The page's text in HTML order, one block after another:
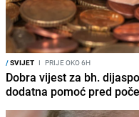
/SVIJET I PRIJE OKO 6H
Dobra vijest za bh.
dodatna pomoć pred